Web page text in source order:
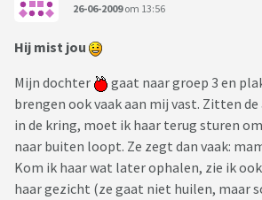
26-06-2009om 13:56
Hij mist jou
Mijn dochter
gaat naar groep 3 en
brengen ook vaak aan mij vast. Zitten
in de kring, moet ik haar terug sturen
naar buiten loopt. Ze zegt dan vaak:
Kom ik haar wat later ophalen, zie ik
haar gezicht (ze gaat niet huilen, maar